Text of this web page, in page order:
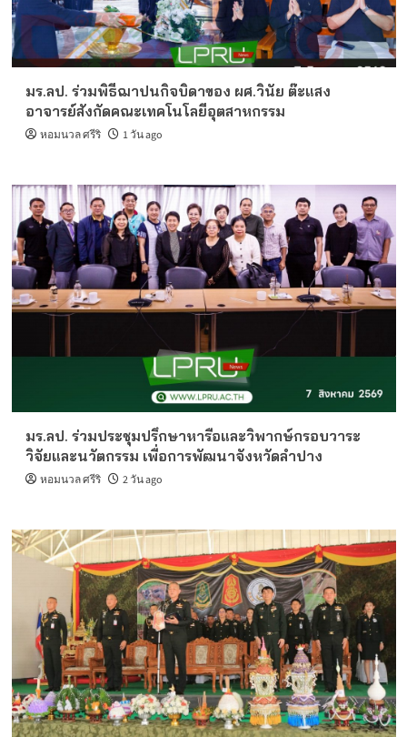
มร.ลป. ร่วมพิธีฌาปนกิจบิดาของ ผศ.วินัย ต๊ะแสง
อาจารย์สังกัดคณะเทคโนโลยีอุตสาหกรรม
หอมนวล ศรีริ 1 วัน ago
มร.ลป. ร่วมประชุมปรึกษาหารือและวิพากษ์กรอบวาระ
วิจัยและนวัตกรรม เพื่อการพัฒนาจังหวัดลำปาง
หอมนวล ศรีริ 2 วัน ago